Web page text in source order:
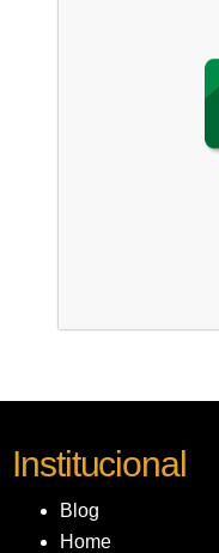
Institucional
Blog
Home